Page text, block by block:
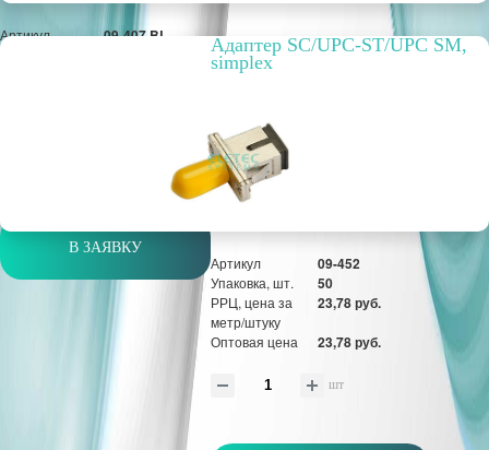
Артикул 09-407 BL
В ЗАЯВКУ
Адаптер SC/UPC-ST/UPC SM,
simplex
Артикул 09-452
Упаковка, шт. 50
РРЦ, цена за
метр/штуку
23,78 руб.
Оптовая цена 23,78 руб.
шт